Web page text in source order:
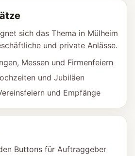
sich das Thema in Mülheim
und private Anlässe.
Messen und Firmenfeiern
und Jubiläen
und Empfänge
Buttons für Auftraggeber